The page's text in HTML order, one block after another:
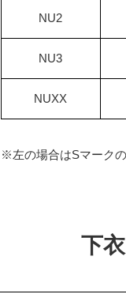
NU2
NU3
NUXX
※左の場合はSマーク
下衣